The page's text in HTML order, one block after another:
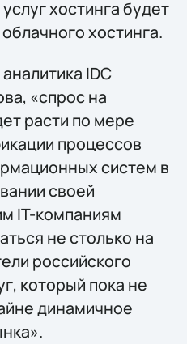
хостинга будет
хостинга.
IDC
«спрос на
расти по мере
процессов
систем в
своей
IT-компаниям
не столько на
российского
который пока не
динамичное